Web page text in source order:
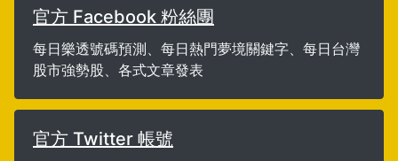
官方 Facebook 粉絲團
每日樂透號碼預測、每日熱門夢境關鍵字、每日台灣
股市強勢股、各式文章發表
官方 Twitter 帳號